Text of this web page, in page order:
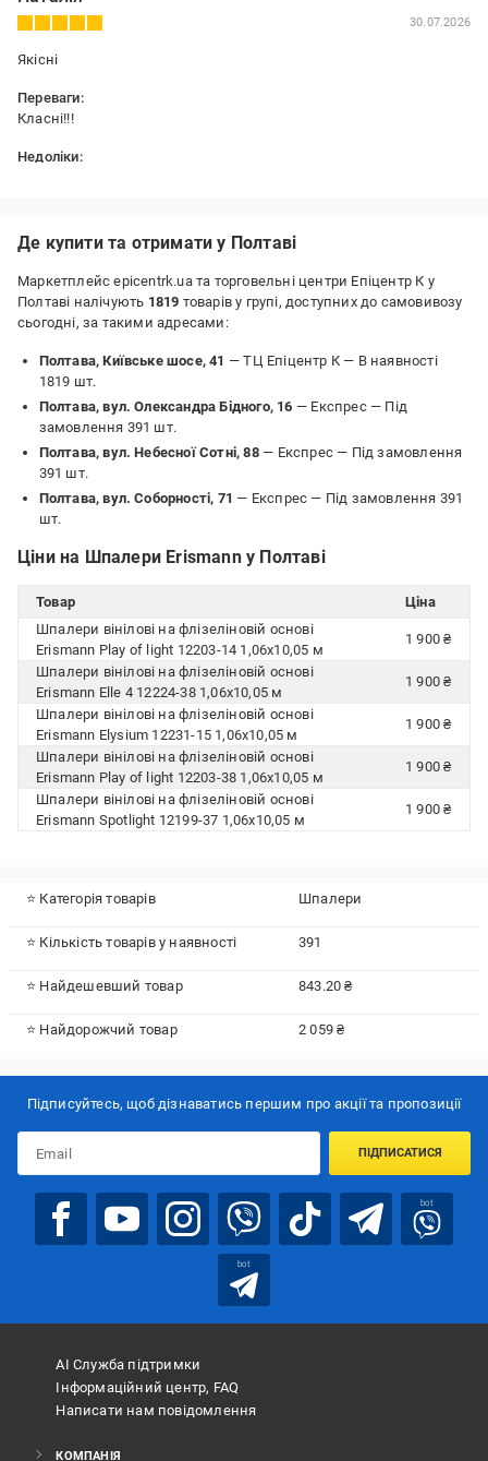
30.07.2026
Якісні
Переваги:
Класні!!!
Недоліки:
Де купити та отримати у Полтаві
Маркетплейс epicentrk.ua та торговельні центри Епіцентр К у
Полтаві налічують 1819 товарів у групі, доступних до самовивозу
сьогодні, за такими адресами:
Полтава, Київське шосе, 41 — ТЦ Епіцентр К — В наявності
1819 шт.
Полтава, вул. Олександра Бідного, 16 — Експрес — Під
замовлення 391 шт.
Полтава, вул. Небесної Сотні, 88— Експрес — Під замовлення
391 шт.
Полтава, вул. Соборності, 71 — Експрес — Під замовлення 391
шт.
Ціни на Шпалери Erismann у Полтаві
Товар
Ціна
Шпалери вінілові на флізеліновій основі
Erismann Play of light 12203-14 1,06x10,05 м
1 900 ₴
Шпалери вінілові на флізеліновій основі
Erismann Elle 4 12224-38 1,06x10,05 м
1 900 ₴
Шпалери вінілові на флізеліновій основі
Erismann Elysium 12231-15 1,06x10,05 м
1 900 ₴
Шпалери вінілові на флізеліновій основі
Erismann Play of light 12203-38 1,06x10,05 м
1 900 ₴
Шпалери вінілові на флізеліновій основі
Erismann Spotlight 12199-37 1,06x10,05 м
1 900 ₴
⭐ Категорія товарів Шпалери
⭐ Кількість товарів у наявності 391
⭐ Найдешевший товар 843.20 ₴
⭐ Найдорожчий товар 2 059 ₴
Підписуйтесь, щоб дізнаватись першим про акції та пропозиції
ПІДПИСАТИСЯ
bot
bot
АІ Служба підтримки
Інформаційний центр, FAQ
Написати нам повідомлення
КОМПАНІЯ